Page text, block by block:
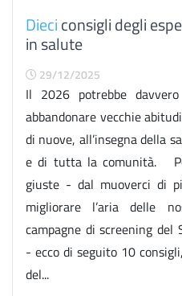
Dieciconsigli degli
in salute
29/12/2025
Il 2026 potrebbe
abbandonare vecchie
di nuove, all’insegna della
e di tutta la comunità.
giuste - dal muoverci di
migliorare l’aria delle
campagne di screening del
- ecco di seguito 10
del...